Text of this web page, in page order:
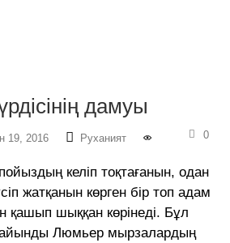
дамуы
19, 2016 Руханият 0
келіп тоқтағанын, одан
жатқанын көрген бір топ адам
қашып шыққан көрінеді. Бұл
Люмьер мырзалардың